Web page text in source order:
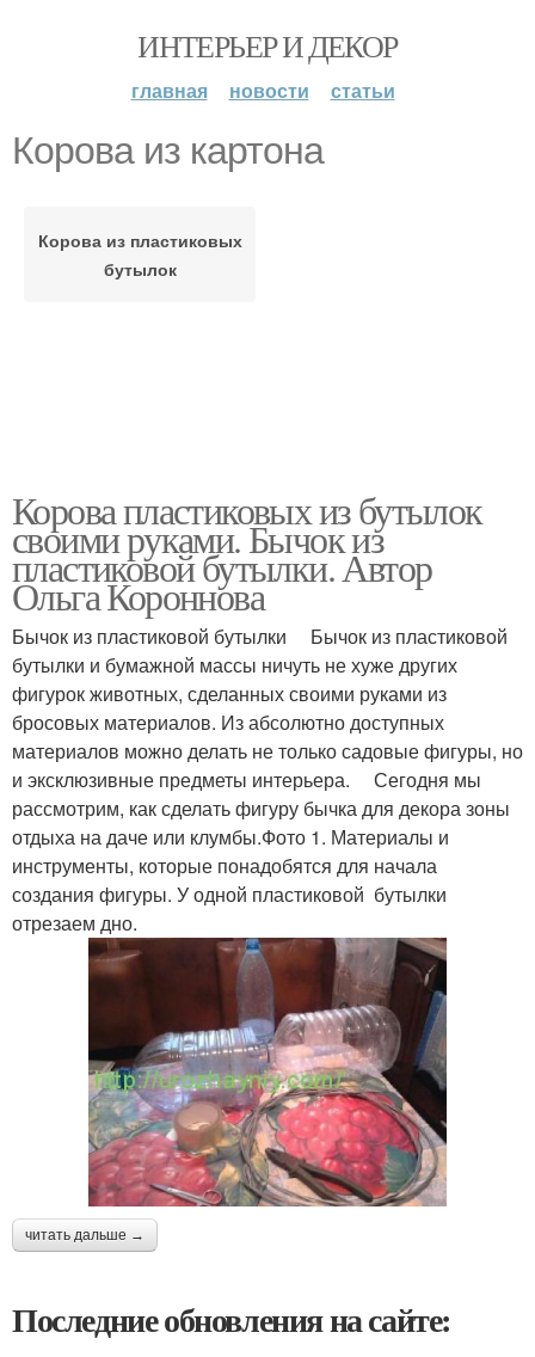
ИНТЕРЬЕР И ДЕКОР
главная новости статьи
Корова из картона
Корова из пластиковых
бутылок
Корова пластиковых из бутылок
своими руками. Бычок из
пластиковой бутылки. Автор
Ольга Короннова
Бычок из пластиковой бутылки Бычок из пластиковой
бутылки и бумажной массы ничуть не хуже других
фигурок животных, сделанных своими руками из
бросовых материалов. Из абсолютно доступных
материалов можно делать не только садовые фигуры, но
и эксклюзивные предметы интерьера. Сегодня мы
рассмотрим, как сделать фигуру бычка для декора зоны
отдыха на даче или клумбы.Фото 1. Материалы и
инструменты, которые понадобятся для начала
создания фигуры. У одной пластиковой бутылки
отрезаем дно.
читать дальше →
Последние обновления на сайте: